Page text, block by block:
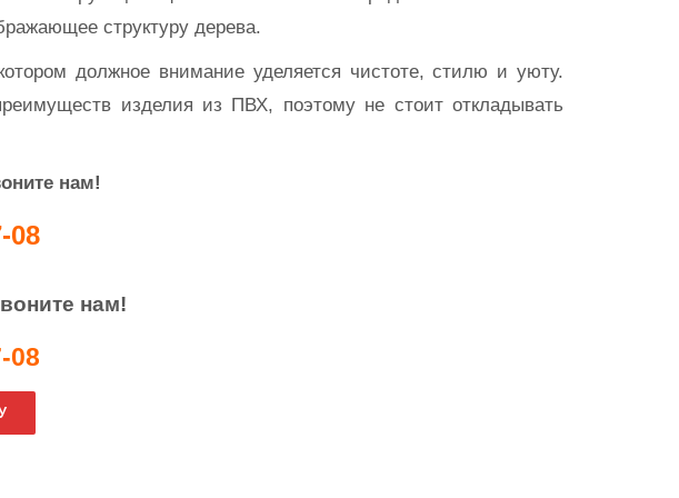
структуру дерева.
должное внимание уделяется чистоте, стилю и уюту.
изделия из ПВХ, поэтому не стоит откладывать
нам!
08
нам!
08